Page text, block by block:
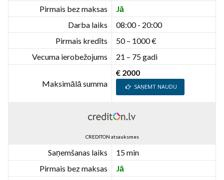
Pirmais bez maksas
Jā
Darba laiks
08:00 - 20:00
Pirmais kredīts
50 – 1000 €
Vecuma ierobežojums
21 – 75 gadi
Maksimālā summa
€ 2000
SAŅEMT NAUDU
CREDITON atsauksmes
Saņemšanas laiks
15 min
Pirmais bez maksas
Jā